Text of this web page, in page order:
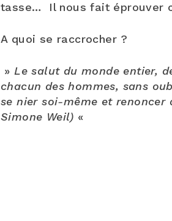
tasse… Il nous fait éprouver
A quoi se raccrocher ?
» Le salut du monde entier,
chacun des hommes, sans
se nier soi-même et
Simone Weil) «